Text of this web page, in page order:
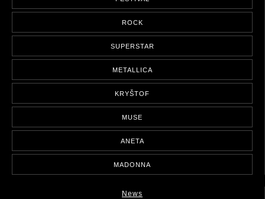
ROCK
SUPERSTAR
METALLICA
KRYŠTOF
MUSE
ANETA
MADONNA
News